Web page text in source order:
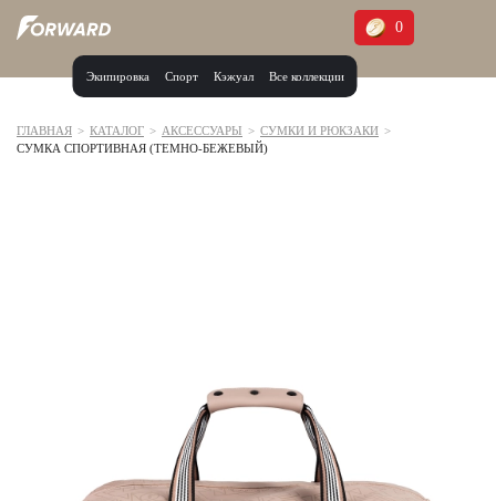
Экипировка Спорт Кэжуал Все коллекции
0
Москва и МО
Нижегородская область (1)
ГЛАВНАЯ > КАТАЛОГ > АКСЕССУАРЫ > СУМКИ И РЮКЗАКИ >
СУМКА СПОРТИВНАЯ (ТЕМНО-БЕЖЕВЫЙ)